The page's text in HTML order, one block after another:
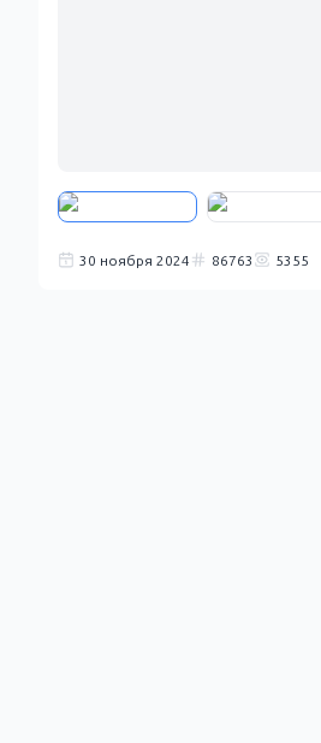
30 ноября 2024 86763 5355